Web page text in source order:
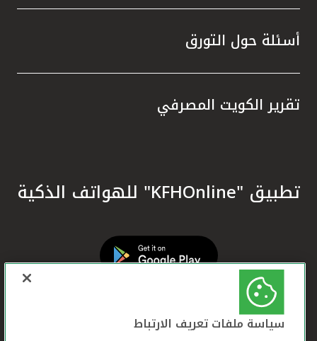
أسئلة حول التورق
تقرير الكويت المصرفي
تطبيق "KFHOnline" للهواتف الذكية
سياسة ملفات تعريف الارتباط